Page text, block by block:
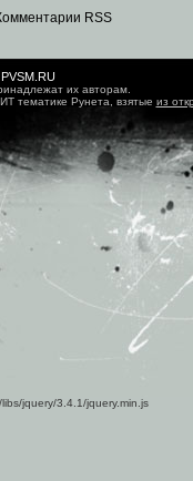
RSS
их авторам.
тематике Рунета, взятые из
jquery/3.4.1/jquery.min.js